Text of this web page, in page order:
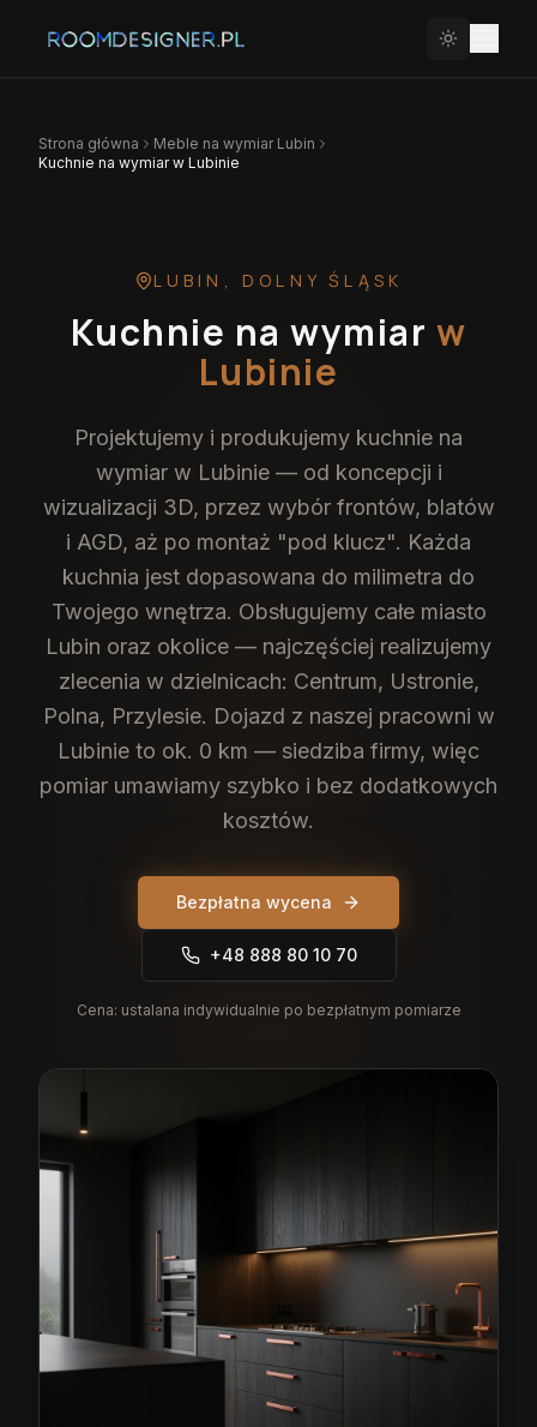
Strona główna Meble na wymiar Lubin
Kuchnie na wymiar w Lubinie
LUBIN , DOLNY ŚLĄSK
Kuchnie na wymiar w
Lubinie
Projektujemy i produkujemy kuchnie na
wymiar w Lubinie — od koncepcji i
wizualizacji 3D, przez wybór frontów, blatów
i AGD, aż po montaż "pod klucz". Każda
kuchnia jest dopasowana do milimetra do
Twojego wnętrza. Obsługujemy całe miasto
Lubin oraz okolice — najczęściej realizujemy
zlecenia w dzielnicach: Centrum, Ustronie,
Polna, Przylesie. Dojazd z naszej pracowni w
Lubinie to ok. 0 km — siedziba firmy, więc
pomiar umawiamy szybko i bez dodatkowych
kosztów.
Bezpłatna wycena
+48 888 80 10 70
Cena: ustalana indywidualnie po bezpłatnym pomiarze